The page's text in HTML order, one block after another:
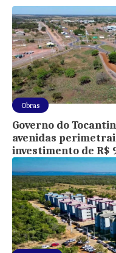
Obras
Governo do
avenidas
investimento de R$